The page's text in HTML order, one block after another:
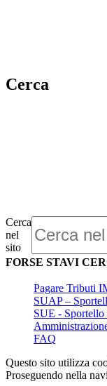
Cerca
Cerca
nel
sito
FORSE STAVI
Pagare Tributi
SUAP –
SUE -
FAQ
Questo sito utilizza
Proseguendo nella